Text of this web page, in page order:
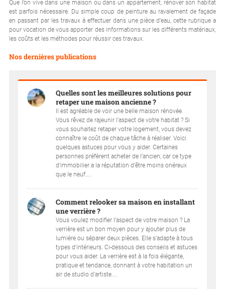
Que l’on vive dans une maison ou dans un appartement, rénover son habitat
est parfois nécessaire. Du simple coup de peinture au ravalement de façade
en passant par les travaux à effectuer dans une pièce d’eau, cette rubrique a
pour vocation de vous apporter des informations sur les différents matériaux,
les coûts et les méthodes pour réussir ces travaux.
Nos dernières publications
Quelles sont les meilleures solutions pour
retaper une maison ancienne ?
Il est agréable de voir une belle maison rénovée.
Vous rêvez de rajeunir l’aspect de votre habitat ? Si
vous souhaitez retaper votre logement, vous devez
connaître le coût de chaque tâche à réaliser. Voici
quelques astuces pour vous y aider. Certaines
personnes préfèrent acheter de l’ancien, car ce type
d’immobilier a la réputation d’être moins onéreux
que le neuf....
Comment relooker sa maison en installant
une verrière ?
Vous voulez modifier l’aspect de votre maison ? La
verrière est un bon moyen pour y ajouter plus de
lumière ou séparer deux pièces. Elle s’adapte à tous
types d’intérieurs. Ci-dessous des conseils et astuces
pour vous aider. La verrière est à la fois élégante,
pratique et tendance, donnant à votre habitation un
air de studio d’artiste....